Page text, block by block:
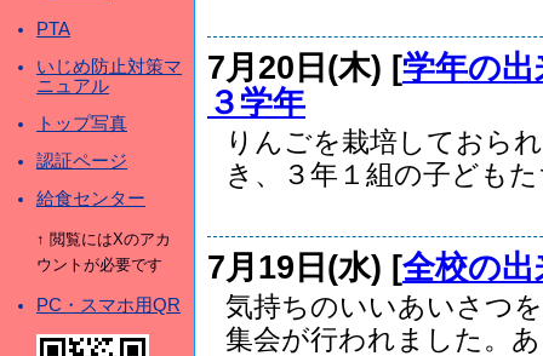
PTA
いじめ防止対策マ
ニュアル
トップ写真
認証ページ
給食センター
↑ 閲覧にはXのアカ
ウントが必要です
PC・スマホ用QR
7月20日(木) [学年の出
３学年
りんごを栽培しておら
き、３年１組の子ども
7月19日(水) [全校の出
気持ちのいいあいさつ
集会が行われました。